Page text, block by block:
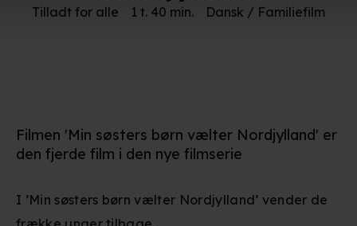
Tilladt for alle 1 t. 40 min. Dansk / Familiefilm
Filmen 'Min søsters børn vælter Nordjylland' er
den fjerde film i den nye filmserie
I ’Min søsters børn vælter Nordjylland’ vender de